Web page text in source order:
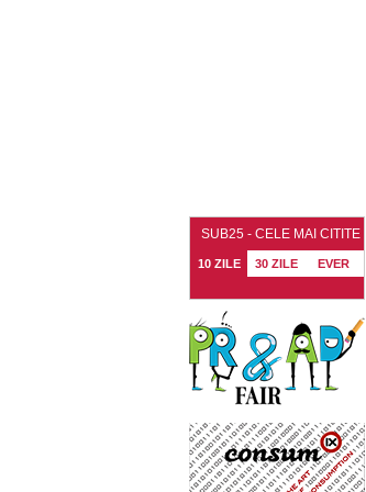
SUB25 - CELE MAI CITITE
10 ZILE 30 ZILE EVER